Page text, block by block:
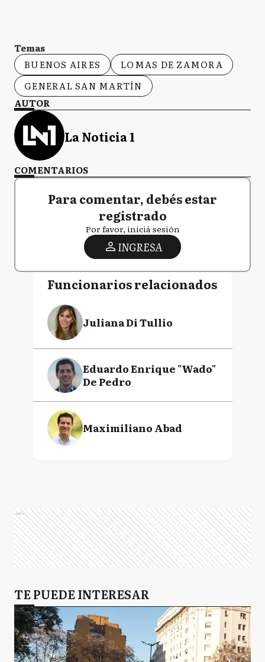
Temas
BUENOS AIRES
LOMAS DE ZAMORA
GENERAL SAN MARTÍN
AUTOR
La Noticia 1
COMENTARIOS
Para comentar, debés estar
registrado
Por favor, iniciá sesión
INGRESA
Funcionarios relacionados
Juliana Di Tullio
Eduardo Enrique "Wado"
De Pedro
Maximiliano Abad
Ads
TE PUEDE INTERESAR